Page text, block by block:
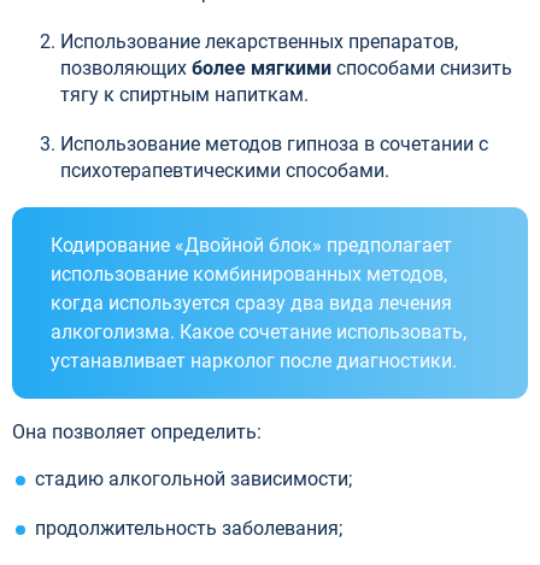
Использование лекарственных препаратов,
позволяющих более мягкими способами снизить
тягу к спиртным напиткам.
Использование методов гипноза в сочетании с
психотерапевтическими способами.
Кодирование «Двойной блок» предполагает
использование комбинированных методов,
когда используется сразу два вида лечения
алкоголизма. Какое сочетание использовать,
устанавливает нарколог после диагностики.
Она позволяет определить:
стадию алкогольной зависимости;
продолжительность заболевания;